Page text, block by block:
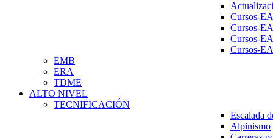
Cursos-
Cursos-
Cursos-
Cursos-
EMB
ERA
TDME
ALTO NIVEL
TECNIFICACIÓN
Escalada
Alpinismo